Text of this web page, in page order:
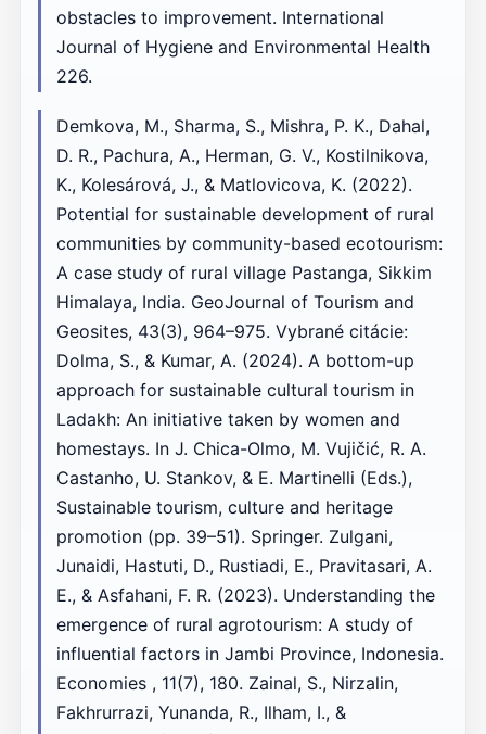
obstacles to improvement. International
Journal of Hygiene and Environmental Health
226.
Demkova, M., Sharma, S., Mishra, P. K., Dahal,
D. R., Pachura, A., Herman, G. V., Kostilnikova,
K., Kolesárová, J., & Matlovicova, K. (2022).
Potential for sustainable development of rural
communities by community-based ecotourism:
A case study of rural village Pastanga, Sikkim
Himalaya, India. GeoJournal of Tourism and
Geosites, 43(3), 964–975. Vybrané citácie:
Dolma, S., & Kumar, A. (2024). A bottom-up
approach for sustainable cultural tourism in
Ladakh: An initiative taken by women and
homestays. In J. Chica-Olmo, M. Vujičić, R. A.
Castanho, U. Stankov, & E. Martinelli (Eds.),
Sustainable tourism, culture and heritage
promotion (pp. 39–51). Springer. Zulgani,
Junaidi, Hastuti, D., Rustiadi, E., Pravitasari, A.
E., & Asfahani, F. R. (2023). Understanding the
emergence of rural agrotourism: A study of
influential factors in Jambi Province, Indonesia.
Economies , 11(7), 180. Zainal, S., Nirzalin,
Fakhrurrazi, Yunanda, R., Ilham, I., &